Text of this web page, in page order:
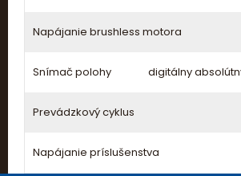
Napájanie brushless motora
Snímač polohy digitálny
Prevádzkový cyklus
Napájanie príslušenstva